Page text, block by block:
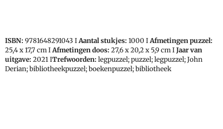
ISBN: 9781648291043 IAantal stukjes: 1000 IAfmetingen puzzel:
25,4 x 17,7 cm IAfmetingen doos: 27,6 x 20,2 x 5,9 cm IJaar van
uitgave: 2021 ITrefwoorden: legpuzzel; puzzel; legpuzzel; John
Derian; bibliotheekpuzzel; boekenpuzzel; bibliotheek